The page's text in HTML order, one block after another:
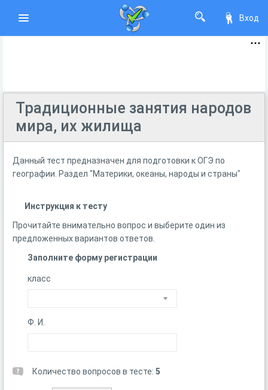
Вход
Традиционные занятия народов
мира, их жилища
Данный тест предназначен для подготовки к ОГЭ по
географии. Раздел "Материки, океаны, народы и страны"
Инструкция к тесту
Прочитайте внимательно вопрос и выберите один из
предложенных вариантов ответов.
Заполните форму регистрации
класс
Ф. И.
Количество вопросов в тесте: 5